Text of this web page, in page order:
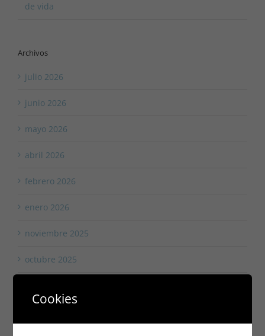
de vida
Archivos
julio 2026
junio 2026
mayo 2026
abril 2026
febrero 2026
enero 2026
noviembre 2025
octubre 2025
Cookies